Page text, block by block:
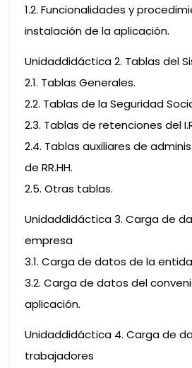
1.2. Funcionalidades y
instalación de la aplicación.
Unidaddidáctica 2. Tablas del
2.1. Tablas Generales.
2.2. Tablas de la Seguridad
2.3. Tablas de retenciones del
2.4. Tablas auxiliares de
de RR.HH.
2.5. Otras tablas.
Unidaddidáctica 3. Carga de
empresa
3.1. Carga de datos de la
3.2. Carga de datos del
aplicación.
Unidaddidáctica 4. Carga de
trabajadores